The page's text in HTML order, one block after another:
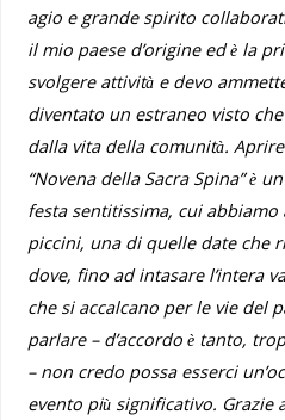
agio e grande spirito
il mio paese d’origine ed è la
svolgere attività e devo
diventato un estraneo visto
dalla vita della comunità.
“Novena della Sacra Spina” è
festa sentitissima, cui
piccini, una di quelle date che
dove, fino ad intasare l’intera
che si accalcano per le vie del
parlare – d’accordo è tanto,
– non credo possa esserci
evento più significativo. Grazie